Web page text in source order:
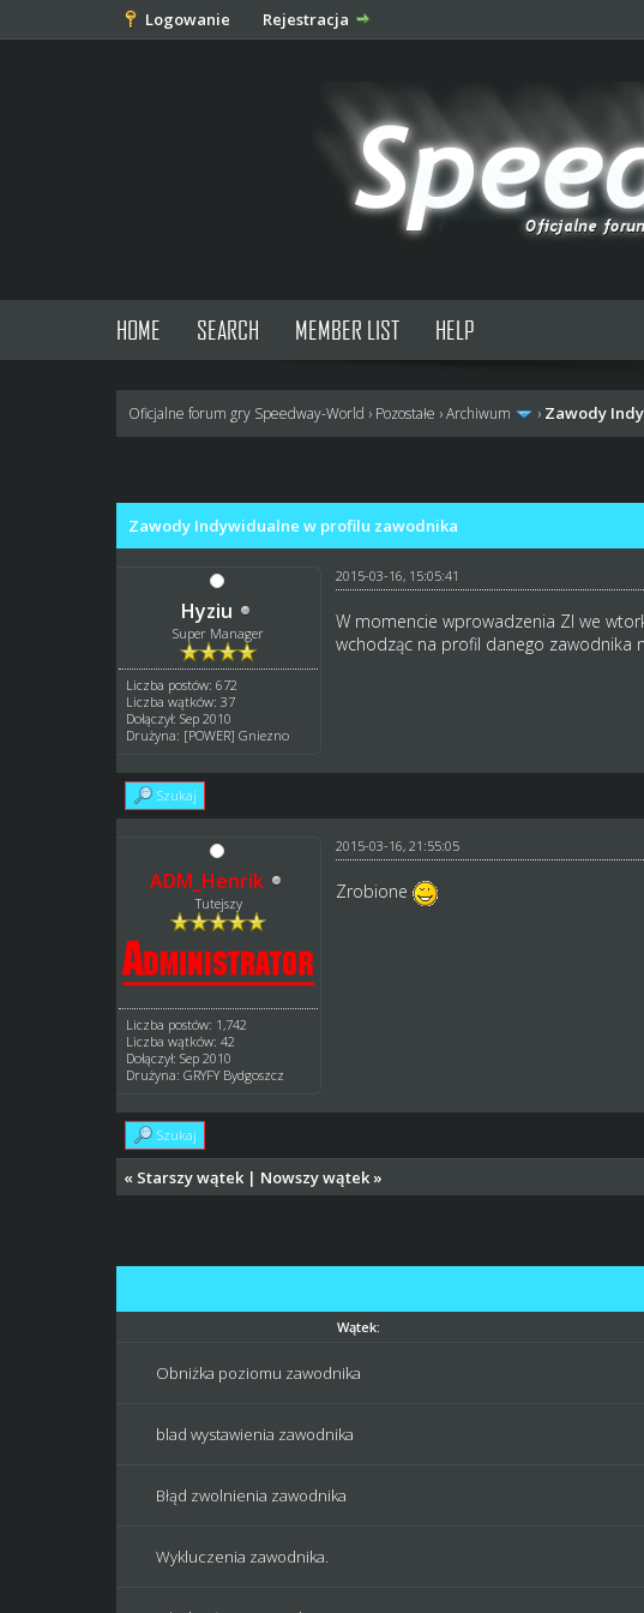
Logowanie Rejestracja
HOME SEARCH MEMBER LIST HELP
Oficjalne forum gry Speedway-World › Pozostałe ›Archiwum › Zawody
Zawody Indywidualne w profilu zawodnika
Hyziu
Super Manager
Liczba postów: 672
Liczba wątków: 37
Dołączył: Sep 2010
Drużyna: [POWER] Gniezno
2015-03-16, 15:05:41
W momencie wprowadzenia ZI we
wchodząc na profil danego zawodnika
Szukaj
ADM_Henrik
Tutejszy
Liczba postów: 1,742
Liczba wątków: 42
Dołączył: Sep 2010
Drużyna: GRYFY Bydgoszcz
2015-03-16, 21:55:05
Zrobione
Szukaj
« Starszy wątek | Nowszy wątek »
Wątek:
Obniżka poziomu zawodnika
blad wystawienia zawodnika
Błąd zwolnienia zawodnika
Wykluczenia zawodnika.